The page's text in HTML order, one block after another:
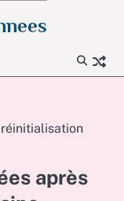
après